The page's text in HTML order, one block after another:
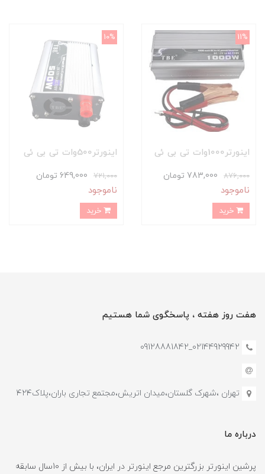
اینورتر1000وات تی بی ئی
876,000 783,000 تومان
11%
ناموجود
اینورتر500وات تی بی ئی
721,000 649,000 تومان
10%
ناموجود
هفت روز هفته ، پاسخگوی شما هستیم
02144929942_09128881842
تهران ،شهرک گلستان،میدان اتریش،مجتمع تجاری باران،پلاک۴۲۴
درباره ما
پرشین اینورتر بزرگترین مرجع اینورتر در ایران، با بیش از 10سال سابقه